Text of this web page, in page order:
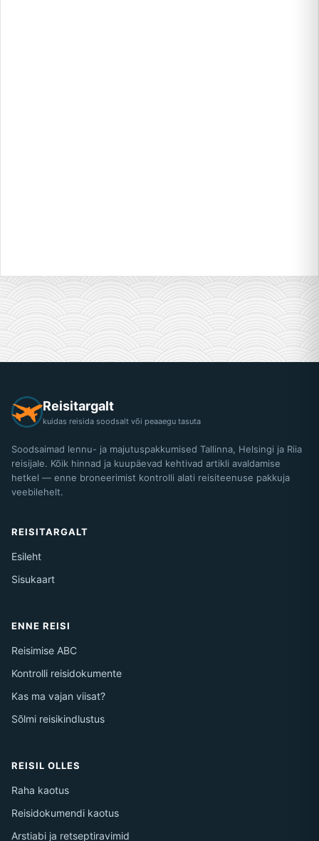
Reisitargalt
kuidas reisida soodsalt või peaaegu tasuta
Soodsaimad lennu- ja majutuspakkumised Tallinna, Helsingi ja Riia
reisijale. Kõik hinnad ja kuupäevad kehtivad artikli avaldamise
hetkel — enne broneerimist kontrolli alati reisiteenuse pakkuja
veebilehelt.
REISITARGALT
Esileht
Sisukaart
ENNE REISI
Reisimise ABC
Kontrolli reisidokumente
Kas ma vajan viisat?
Sõlmi reisikindlustus
REISIL OLLES
Raha kaotus
Reisidokumendi kaotus
Arstiabi ja retseptiravimid